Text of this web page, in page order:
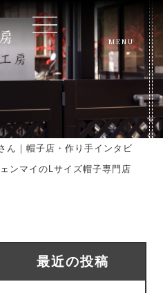
MENU
ん｜帽子店・作り手インタビ
ンマイのLサイズ帽子専門店
最近の投稿